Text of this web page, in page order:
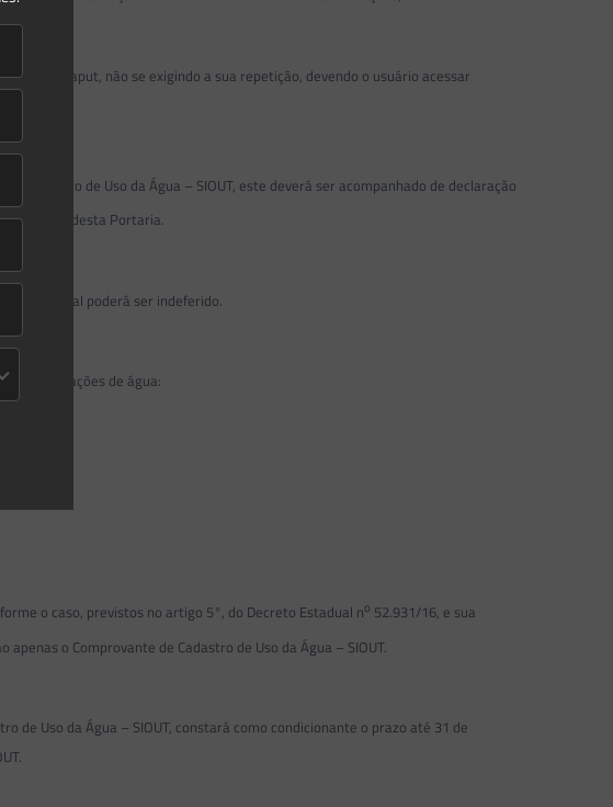
do caput, não se exigindo a sua repetição, devendo o usuário acessar
Cadastro de Uso da Água – SIOUT, este deverá ser acompanhado de declaração
art. 3
, desta Portaria.
ambiental poderá ser indeferido.
acumulações de água:
o caso, previstos no artigo 5°, do Decreto Estadual no 52.931/16, e sua
o Comprovante de Cadastro de Uso da Água – SIOUT.
Uso da Água – SIOUT, constará como condicionante o prazo até 31 de